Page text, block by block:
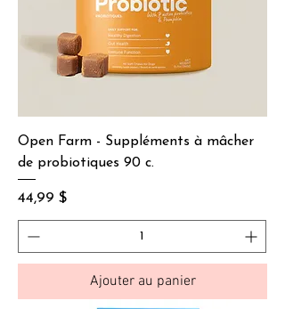
Open Farm - Suppléments à mâcher
de probiotiques 90 c.
Prix
44,99 $
Ajouter au panier